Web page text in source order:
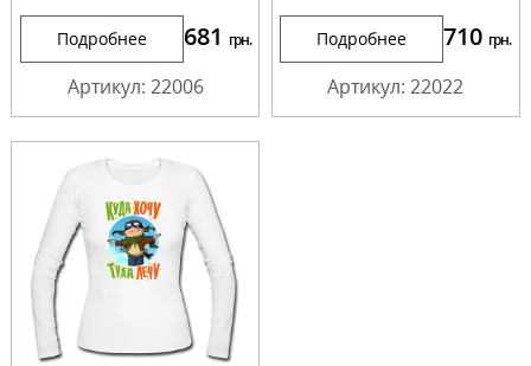
Подробнее 681 грн.
Артикул: 22006
Подробнее 710 грн.
Артикул: 22022